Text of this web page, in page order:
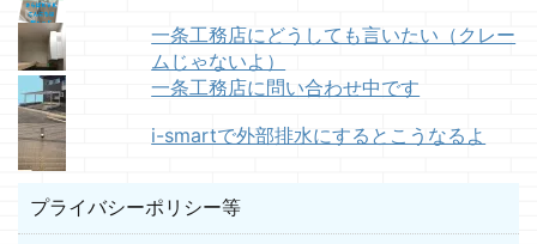
一条工務店にどうしても言いたい（クレー
ムじゃないよ）
一条工務店に問い合わせ中です
i-smartで外部排水にするとこうなるよ
プライバシーポリシー等